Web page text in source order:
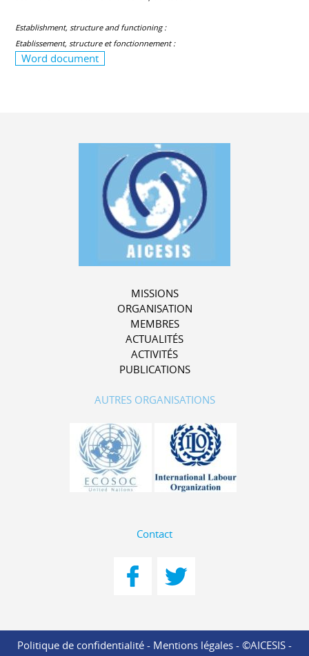
Establishment, structure and functioning :
Etablissement, structure et fonctionnement :
Word document
MISSIONS
ORGANISATION
MEMBRES
ACTUALITÉS
ACTIVITÉS
PUBLICATIONS
AUTRES ORGANISATIONS
Contact
Politique de confidentialité - Mentions légales - ©AICESIS -